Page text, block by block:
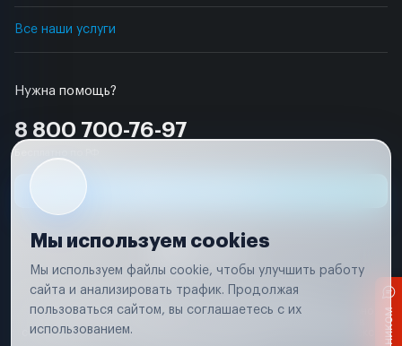
Нужна помощь?
8 800 700-76-97
Все наши услуги
Условия использования
Удаление аккаунта
Вся информация, представленная на сайте, носит исключительно
соответствии с положениями статьи 437 (п. 2) Гражданского кодекса
Мы используем cookies
Мы используем файлы cookie, чтобы улучшить работу
сайта и анализировать трафик. Продолжая
пользоваться сайтом, вы соглашаетесь с их
использованием.